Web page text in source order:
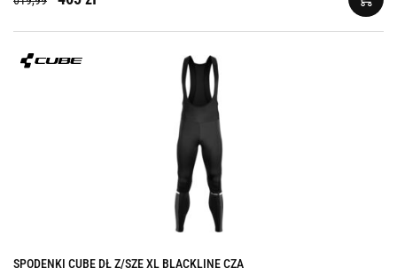
SPODENKI CUBE DŁ Z/SZE XL BLACKLINE CZA